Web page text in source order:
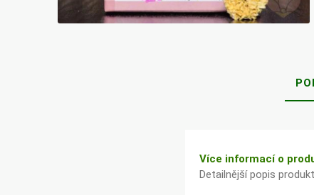
Více informací o
Detailnější popis